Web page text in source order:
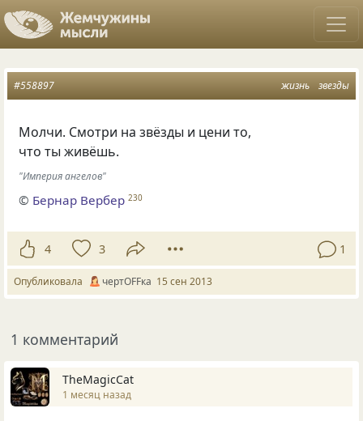
жизнь звезды
#558897
Молчи. Смотри на звёзды и цени то,
что ты живёшь.
"Империя ангелов"
© Бернар Вербер 230
4 3 1
Опубликовала чертOFFка 15 сен 2013
1 комментарий
TheMagicCat
1 месяц назад